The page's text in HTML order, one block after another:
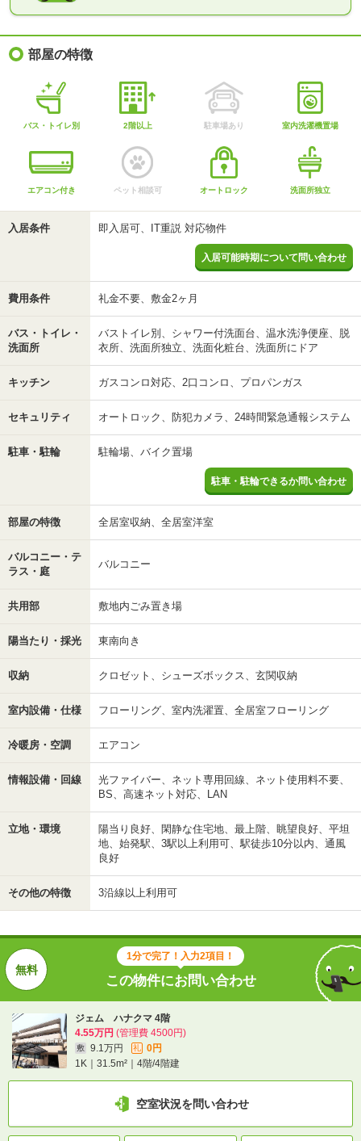
部屋の特徴
バス・トイレ別 2階以上 駐車場あり 室内洗濯機置場
エアコン付き ペット相談可 オートロック 洗面所独立
入居条件 即入居可、IT重説 対応物件
入居可能時期について問い合わせ
費用条件 礼金不要、敷金2ヶ月
バス・トイレ・
洗面所
バストイレ別、シャワー付洗面台、温水洗浄便座、脱
衣所、洗面所独立、洗面化粧台、洗面所にドア
キッチン ガスコンロ対応、2口コンロ、プロパンガス
セキュリティ オートロック、防犯カメラ、24時間緊急通報システム
駐車・駐輪 駐輪場、バイク置場
駐車・駐輪できるか問い合わせ
部屋の特徴 全居室収納、全居室洋室
バルコニー・テ
ラス・庭
バルコニー
共用部 敷地内ごみ置き場
陽当たり・採光 東南向き
収納 クロゼット、シューズボックス、玄関収納
室内設備・仕様 フローリング、室内洗濯置、全居室フローリング
冷暖房・空調 エアコン
情報設備・回線
光ファイバー、ネット専用回線、ネット使用料不要、
BS、高速ネット対応、LAN
立地・環境
陽当り良好、閑静な住宅地、最上階、眺望良好、平坦
地、始発駅、3駅以上利用可、駅徒歩10分以内、通風
良好
その他の特徴 3沿線以上利用可
1分で完了！入力2項目！
この物件にお問い合わせ
ジェム ハナクマ 4階
4.55万円 (管理費 4500円)
敷 9.1万円 礼
0円
1K｜31.5m²｜4階/4階建
空室状況を問い合わせ